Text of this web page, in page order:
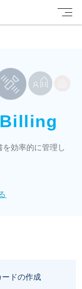
効率的に管理し
ドの作成